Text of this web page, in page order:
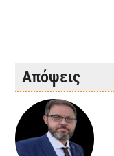
Απόψεις